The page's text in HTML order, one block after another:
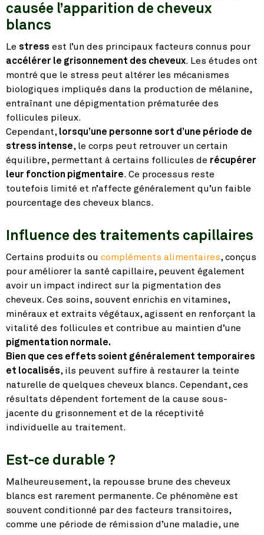
causée l’apparition de cheveux
blancs
Le stress est l’un des principaux facteurs connus pour
accélérer le grisonnement des cheveux. Les études ont
montré que le stress peut altérer les mécanismes
biologiques impliqués dans la production de mélanine,
entraînant une dépigmentation prématurée des
follicules pileux.
Cependant, lorsqu’une personne sort d’une période de
stress intense, le corps peut retrouver un certain
équilibre, permettant à certains follicules de récupérer
leur fonction pigmentaire. Ce processus reste
toutefois limité et n’affecte généralement qu’un faible
pourcentage des cheveux blancs.
Influence des traitements capillaires
Certains produits ou compléments alimentaires, conçus
pour améliorer la santé capillaire, peuvent également
avoir un impact indirect sur la pigmentation des
cheveux. Ces soins, souvent enrichis en vitamines,
minéraux et extraits végétaux, agissent en renforçant la
vitalité des follicules et contribue au maintien d’une
pigmentation normale.
Bien que ces effets soient généralement temporaires
et localisés, ils peuvent suffire à restaurer la teinte
naturelle de quelques cheveux blancs. Cependant, ces
résultats dépendent fortement de la cause sous-
jacente du grisonnement et de la réceptivité
individuelle au traitement.
Est-ce durable ?
Malheureusement, la repousse brune des cheveux
blancs est rarement permanente. Ce phénomène est
souvent conditionné par des facteurs transitoires,
comme une période de rémission d’une maladie, une